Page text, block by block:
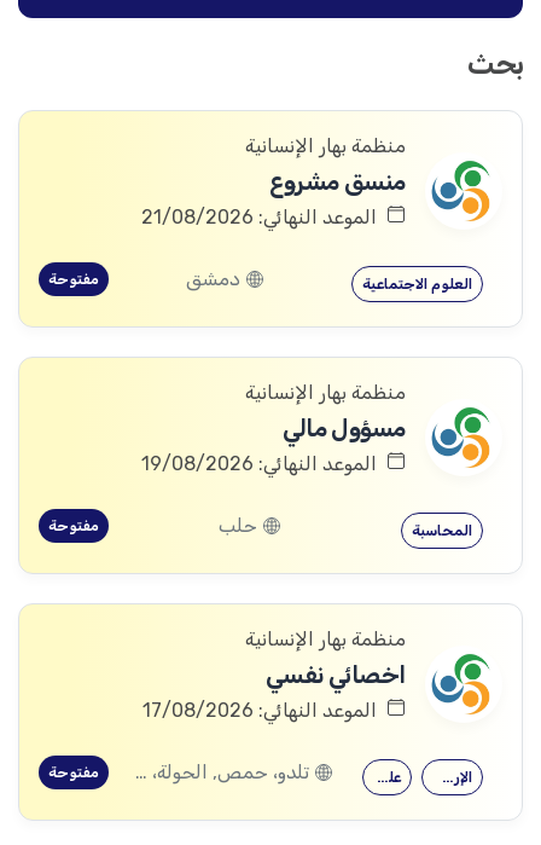
بحث
منظمة بهار الإنسانية
منسق مشروع
الموعد النهائي: 21/08/2026
العلوم الاجتماعية دمشق مفتوحة
منظمة بهار الإنسانية
مسؤول مالي
الموعد النهائي: 19/08/2026
المحاسبة حلب مفتوحة
منظمة بهار الإنسانية
اخصائي نفسي
الموعد النهائي: 17/08/2026
علم النفس الإرشاد النفسي تلدو، حمص, الحولة، حمص مفتوحة